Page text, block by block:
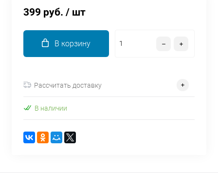
399 руб. / шт
В корзину
Рассчитать доставку
В наличии
списываться
по25 %каждые 2 недели
8 800 302-02-51